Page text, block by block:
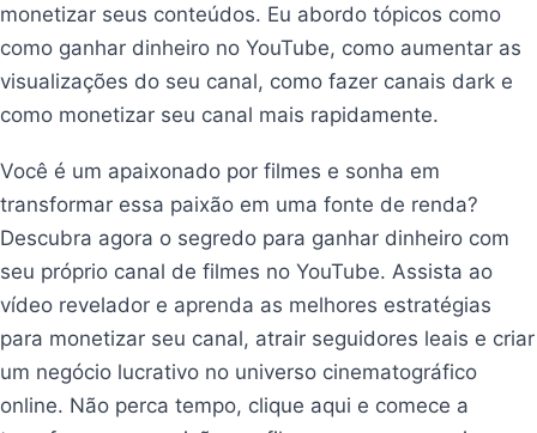
monetizar seus conteúdos. Eu abordo tópicos como
como ganhar dinheiro no YouTube, como aumentar as
visualizações do seu canal, como fazer canais dark e
como monetizar seu canal mais rapidamente.
Você é um apaixonado por filmes e sonha em
transformar essa paixão em uma fonte de renda?
Descubra agora o segredo para ganhar dinheiro com
seu próprio canal de filmes no YouTube. Assista ao
vídeo revelador e aprenda as melhores estratégias
para monetizar seu canal, atrair seguidores leais e criar
um negócio lucrativo no universo cinematográfico
online. Não perca tempo, clique aqui e comece a